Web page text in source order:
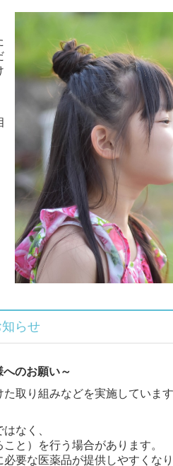
知らせ
へのお願い～
取り組みなどを実施しています
なく、
こと）を行う場合があります。
要な医薬品が提供しやすくなり